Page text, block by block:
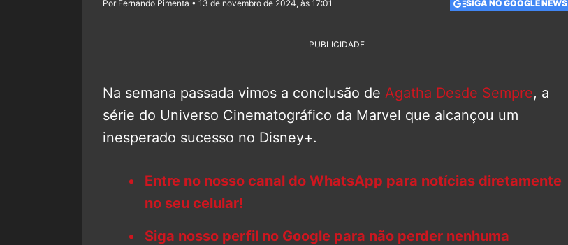
Por Fernando Pimenta • 13 de novembro de 2024, às 17:01 SIGA NO GOOGLE NEWS
PUBLICIDADE
Na semana passada vimos a conclusão de Agatha Desde Sempre, a
série do Universo Cinematográfico da Marvel que alcançou um
inesperado sucesso no Disney+.
Entre no nosso canal do WhatsApp para notícias diretamente
no seu celular!
Siga nosso perfil no Google para não perder nenhuma